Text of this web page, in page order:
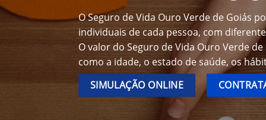
O Seguro de Vida Ouro Verde de Goiás
individuais de cada pessoa, com
O valor do Seguro de Vida Ouro Verde
como a idade, o estado de saúde, os
SIMULAÇÃO ONLINE